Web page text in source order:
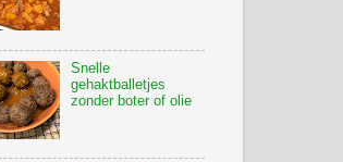
Snelle
gehaktballetjes
zonder boter of olie